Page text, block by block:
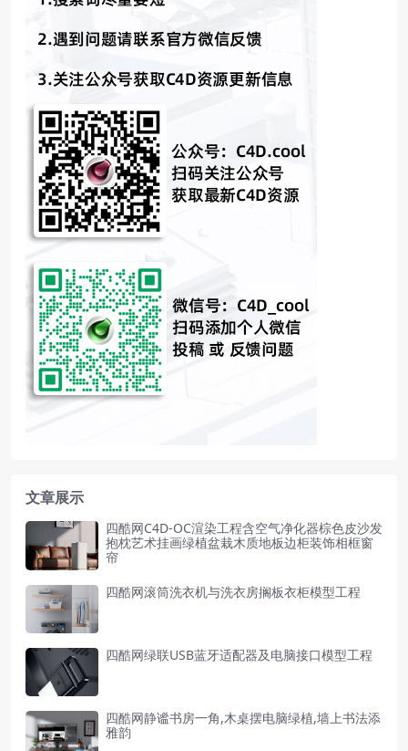
文章展示
四酷网C4D-OC渲染工程含空气净化器棕色皮沙发
抱枕艺术挂画绿植盆栽木质地板边柜装饰相框窗
帘
四酷网滚筒洗衣机与洗衣房搁板衣柜模型工程
四酷网绿联USB蓝牙适配器及电脑接口模型工程
四酷网静谧书房一角,木桌摆电脑绿植,墙上书法添
雅韵